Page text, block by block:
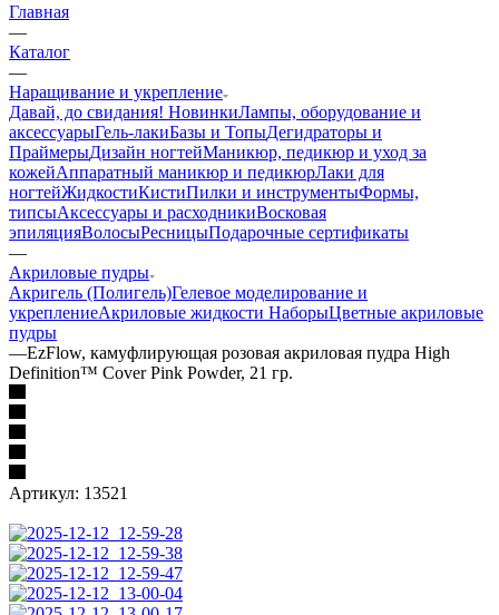
Главная
—
Каталог
—
Наращивание и укрепление
Давай, до свидания! НовинкиЛампы, оборудование и
аксессуарыГель-лакиБазы и ТопыДегидраторы и
ПраймерыДизайн ногтейМаникюр, педикюр и уход за
кожейАппаратный маникюр и педикюрЛаки для
ногтейЖидкостиКистиПилки и инструментыФормы,
типсыАксессуары и расходникиВосковая
эпиляцияВолосыРесницыПодарочные сертификаты
—
Акриловые пудры
Акригель (Полигель)Гелевое моделирование и
укреплениеАкриловые жидкости НаборыЦветные акриловые
пудры
—EzFlow, камуфлирующая розовая акриловая пудра High
Definition™ Cover Pink Powder, 21 гр.
Артикул: 13521